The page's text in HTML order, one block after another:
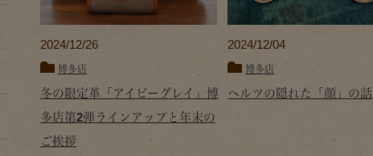
2024/12/26
博多店
冬の限定革「アイビーグレイ」博
多店第2弾ラインアップと年末の
ご挨拶
2024/12/04
博多店
ヘルツの隠れた「顔」の話